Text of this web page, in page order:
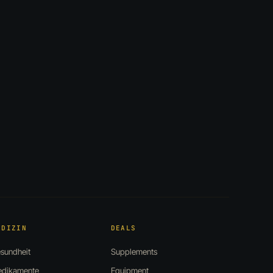
DEALS
Supplements
Equipment